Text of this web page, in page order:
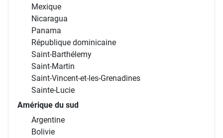
Mexique
Nicaragua
Panama
République dominicaine
Saint-Barthélemy
Saint-Martin
Saint-Vincent-et-les-Grenadines
Sainte-Lucie
Amérique du sud
Argentine
Bolivie